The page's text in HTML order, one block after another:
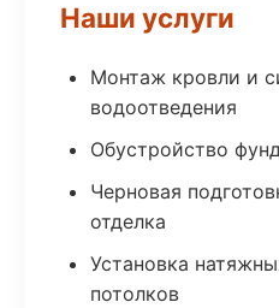
Наши услуги
Монтаж кровли и
водоотведения
Обустройство
Черновая
отделка
Установка
потолков